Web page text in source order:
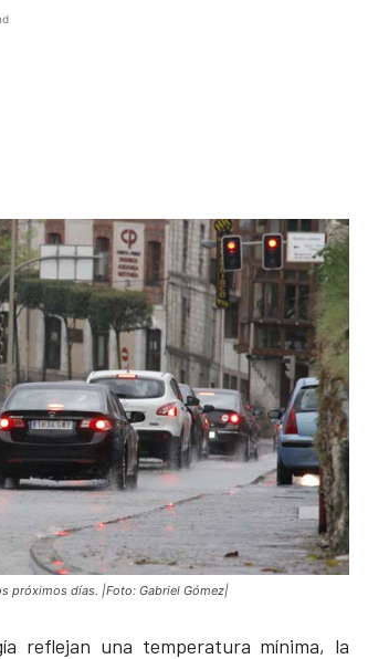
próximos días. |Foto: Gabriel Gómez|
reflejan una temperatura mínima, la